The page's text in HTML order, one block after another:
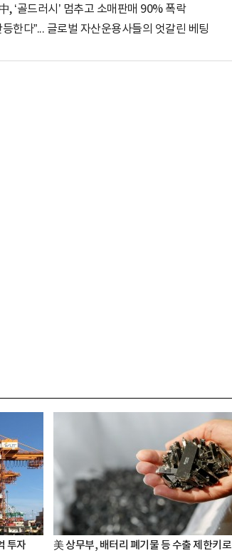
‘골드러시’ 멈추고 소매판매 90% 폭락
한다”... 글로벌 자산운용사들의 엇갈린 베팅
투자 美 상무부, 배터리 폐기물 등 수출 제한키로